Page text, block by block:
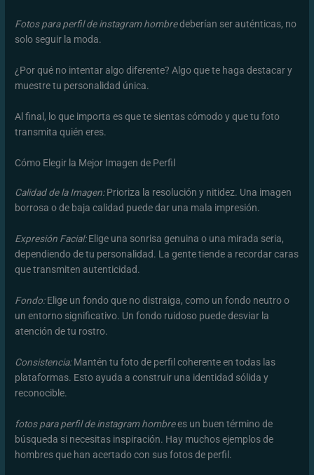
Fotos para perfil de instagram hombredeberían ser auténticas, no
solo seguir la moda.
¿Por qué no intentar algo diferente? Algo que te haga destacar y
muestre tu personalidad única.
Al final, lo que importa es que te sientas cómodo y que tu foto
transmita quién eres.
Cómo Elegir la Mejor Imagen de Perfil
Calidad de la Imagen:Prioriza la resolución y nitidez. Una imagen
borrosa o de baja calidad puede dar una mala impresión.
Expresión Facial:Elige una sonrisa genuina o una mirada seria,
dependiendo de tu personalidad. La gente tiende a recordar caras
que transmiten autenticidad.
Fondo:Elige un fondo que no distraiga, como un fondo neutro o
un entorno significativo. Un fondo ruidoso puede desviar la
atención de tu rostro.
Consistencia:Mantén tu foto de perfil coherente en todas las
plataformas. Esto ayuda a construir una identidad sólida y
reconocible.
fotos para perfil de instagram hombrees un buen término de
búsqueda si necesitas inspiración. Hay muchos ejemplos de
hombres que han acertado con sus fotos de perfil.